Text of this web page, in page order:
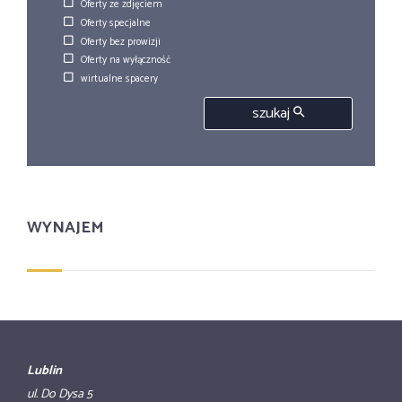
Oferty ze zdjęciem
Oferty specjalne
Oferty bez prowizji
Oferty na wyłączność
wirtualne spacery
szukaj
WYNAJEM
Lublin
ul. Do Dysa 5